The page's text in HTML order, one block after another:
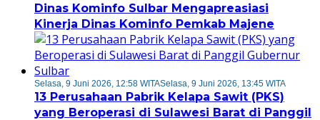
Dinas Kominfo Sulbar Mengapreasiasi
Kinerja Dinas Kominfo Pemkab Majene
Selasa, 9 Juni 2026, 12:58 WITASelasa, 9 Juni 2026, 13:45 WITA
13 Perusahaan Pabrik Kelapa Sawit (PKS)
yang Beroperasi di Sulawesi Barat di Panggil